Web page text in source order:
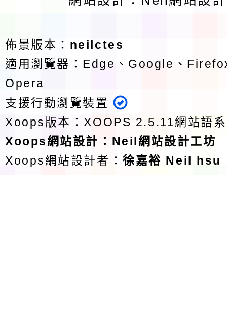
佈景版本： neilctes
適用瀏覽器：Edge、Google、
Opera
支援行動瀏覽裝置
Xoops版本：XOOPS 2.5.11網站語
Xoops網站設計 ： Neil網站設計工坊
Xoops網站設計者：徐嘉裕 Neil hsu